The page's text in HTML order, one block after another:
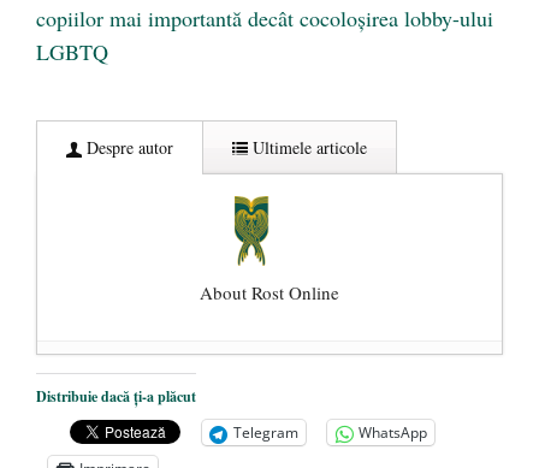
copiilor mai importantă decât cocoloşirea lobby-ului
LGBTQ
Despre autor Ultimele articole
About Rost Online
Dezvăluiri cutremurătoare despre
președintele Ucrainei, Volodymyr
Zelensky
- 13 mai 2026
Distribuie dacă ți-a plăcut
Telegram
WhatsApp